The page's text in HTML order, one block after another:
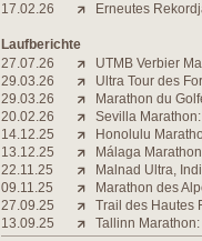
17.02.26
Erneutes
Laufberichte
27.07.26
UTMB Verbier
29.03.26
Ultra Tour des
29.03.26
Marathon du
20.02.26
Sevilla
14.12.25
Honolulu
13.12.25
Málaga
22.11.25
Malnad Ultra,
09.11.25
Marathon des
27.09.25
Trail des Hautes
13.09.25
Tallinn Marathon: